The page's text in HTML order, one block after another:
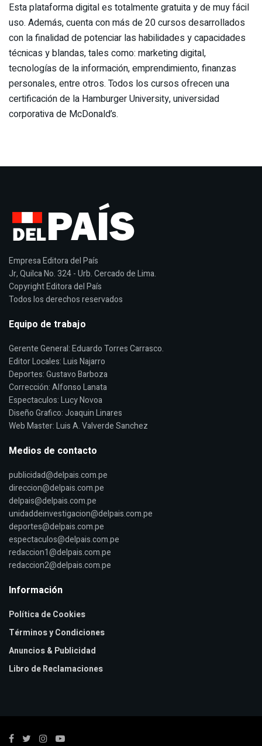
Esta plataforma digital es totalmente gratuita y de muy fácil
uso. Además, cuenta con más de 20 cursos desarrollados
con la finalidad de potenciar las habilidades y capacidades
técnicas y blandas, tales como: marketing digital,
tecnologías de la información, emprendimiento, finanzas
personales, entre otros. Todos los cursos ofrecen una
certificación de la Hamburger University, universidad
corporativa de McDonald’s.
Empresa Editora del País
Jr, Quilca No. 324 - Urb. Cercado de Lima.
Copyright Editora del País
Todos los derechos reservados
Equipo de trabajo
Gerente General: Eduardo Torres Carrasco.
Editor Locales: Luis Najarro
Deportes: Gustavo Barboza
Corrección: Alfonso Lanata
Espectaculos: Lucy Novoa
Diseño Grafico: Joaquin Linares
Web Master: Luis A. Valverde Sanchez
Medios de contacto
publicidad@delpais.com.pe
direccion@delpais.com.pe
delpais@delpais.com.pe
unidaddeinvestigacion@delpais.com.pe
deportes@delpais.com.pe
espectaculos@delpais.com.pe
redaccion1@delpais.com.pe
redaccion2@delpais.com.pe
Información
Política de Cookies
Términos y Condiciones
Anuncios & Publicidad
Libro de Reclamaciones